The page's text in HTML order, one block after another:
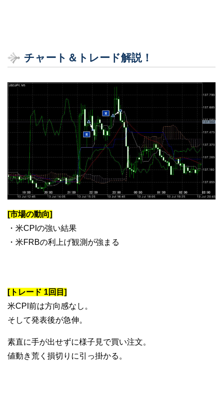
チャート＆トレード解説！
[市場の動向]
・米CPIの強い結果
・米FRBの利上げ観測が強まる
[トレード 1回目]
米CPI前は方向感なし。
そして発表後が急伸。
素直に手が出せずに様子見で買い注文。
値動き荒く損切りに引っ掛かる。